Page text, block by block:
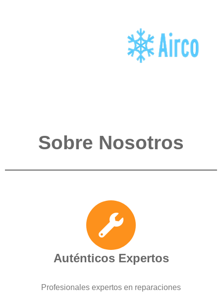
Sobre Nosotros
Auténticos Expertos
Profesionales expertos en reparaciones